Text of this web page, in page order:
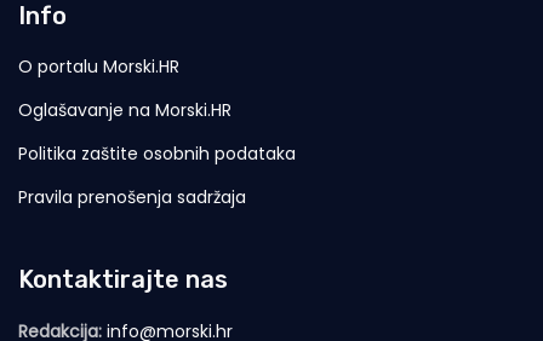
Info
O portalu Morski.HR
Oglašavanje na Morski.HR
Politika zaštite osobnih podataka
Pravila prenošenja sadržaja
Kontaktirajte nas
Redakcija: info@morski.hr